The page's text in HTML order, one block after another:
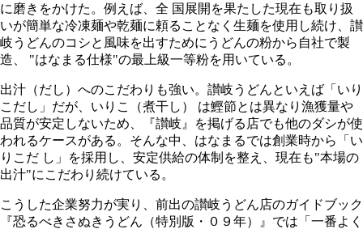
に磨きをかけた。例えば、全 国展開を果たした現在も取り扱
いが簡単な冷凍麺や乾麺に頼ることなく生麺を使用し続け、讃
岐うどんのコシと風味を出すためにうどんの粉から自社で製
造、 "はなまる仕様"の最上級一等粉を用いている。
出汁（だし）へのこだわりも強い。讃岐うどんといえば「いり
こだし」だが、いりこ（煮干し） は鰹節とは異なり漁獲量や
品質が安定しないため、『讃岐』を掲げる店でも他のダシが使
われるケースがある。そんな中、はなまるでは創業時から「い
りこだ し」を採用し、安定供給の体制を整え、現在も"本場の
出汁"にこだわり続けている。
こうした企業努力が実り、前出の讃岐うどん店のガイドブック
『恐るべきさぬきうどん（特別版・０９年）』では「一番よく